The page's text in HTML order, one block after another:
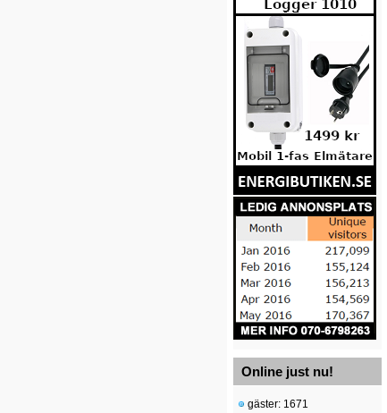
Online just nu!
gäster: 1671